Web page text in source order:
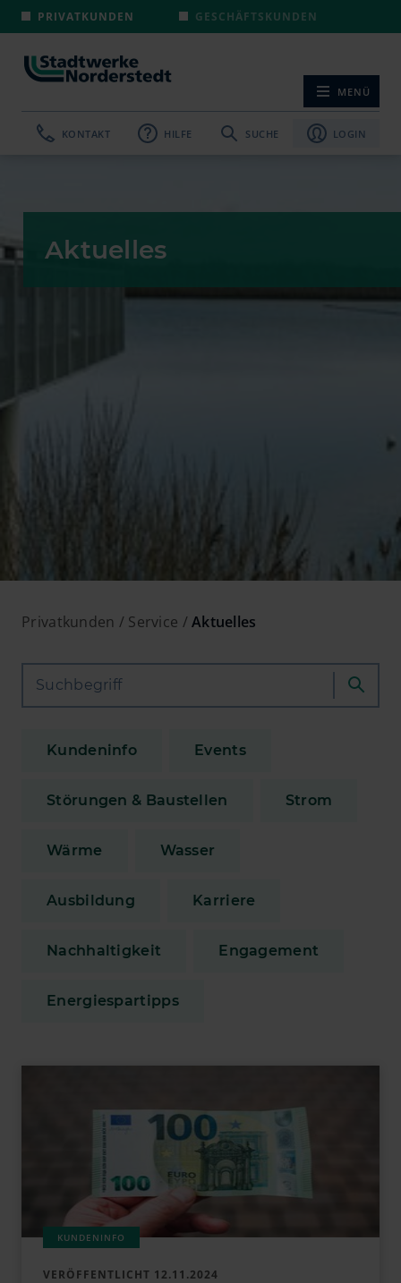
PRIVATKUNDEN GESCHÄFTSKUNDEN
NAVIGATION
MENÜ
KONTAKT HILFE SUCHE LOGIN
Aktuelles
Privatkunden Service Aktuelles
Kundeninfo Events
Störungen & Baustellen Strom
Wärme Wasser
Ausbildung Karriere
Nachhaltigkeit Engagement
Energiespartipps
VERÖFFENTLICHT 12.11.2024